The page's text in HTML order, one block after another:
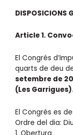
DISPOSICIONS
Article 1.
El Congrés
quarts de deu
setembre de
(Les
El Congrés es
Ordre del dia: